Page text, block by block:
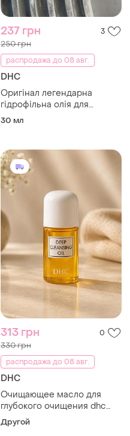
237 грн 3
250 грн
распродажа до 08 авг.
DHC
Оригінал легендарна
гідрофільна олія для
очищення обличчя dhc
30 мл
313 грн 0
330 грн
распродажа до 08 авг.
DHC
Очищающее масло для
глубокого очищения dhc
deep cleansing oil facial
make up remover
Другой